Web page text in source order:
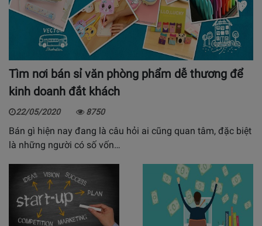
Tìm nơi bán sỉ văn phòng phẩm dễ thương để
kinh doanh đắt khách
22/05/2020 8750
Bán gì hiện nay đang là câu hỏi ai cũng quan tâm, đặc biệt
là những người có số vốn…